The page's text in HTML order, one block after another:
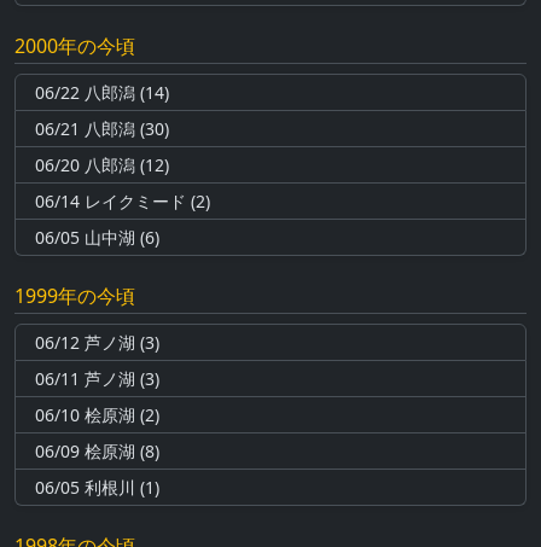
2000年の今頃
06/22 八郎潟 (14)
06/21 八郎潟 (30)
06/20 八郎潟 (12)
06/14 レイクミード (2)
06/05 山中湖 (6)
1999年の今頃
06/12 芦ノ湖 (3)
06/11 芦ノ湖 (3)
06/10 桧原湖 (2)
06/09 桧原湖 (8)
06/05 利根川 (1)